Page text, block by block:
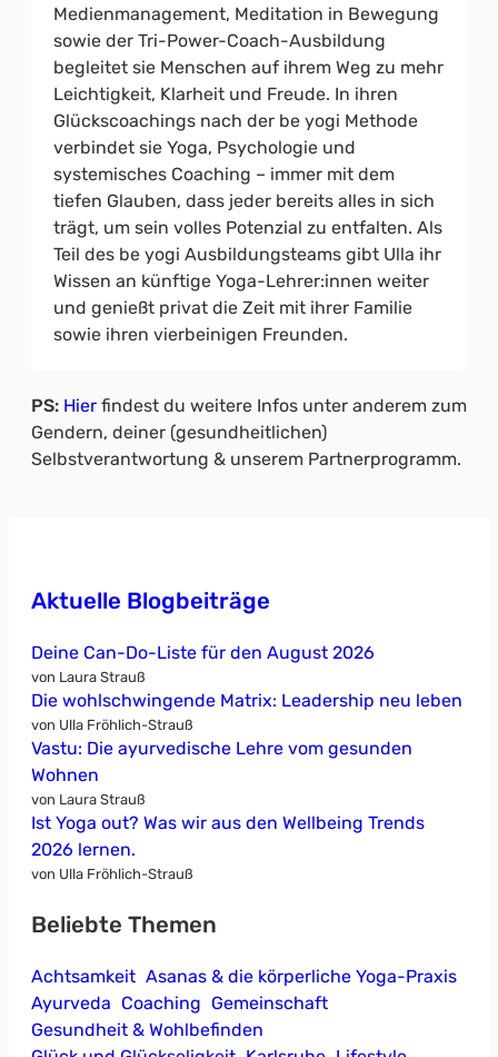
Medienmanagement, Meditation in Bewegung
sowie der Tri-Power-Coach-Ausbildung
begleitet sie Menschen auf ihrem Weg zu mehr
Leichtigkeit, Klarheit und Freude. In ihren
Glückscoachings nach der be yogi Methode
verbindet sie Yoga, Psychologie und
systemisches Coaching – immer mit dem
tiefen Glauben, dass jeder bereits alles in sich
trägt, um sein volles Potenzial zu entfalten. Als
Teil des be yogi Ausbildungsteams gibt Ulla ihr
Wissen an künftige Yoga-Lehrer:innen weiter
und genießt privat die Zeit mit ihrer Familie
sowie ihren vierbeinigen Freunden.
PS: Hier findest du weitere Infos unter anderem zum
Gendern, deiner (gesundheitlichen)
Selbstverantwortung & unserem Partnerprogramm.
Aktuelle Blogbeiträge
Deine Can-Do-Liste für den August 2026
von Laura Strauß
Die wohlschwingende Matrix: Leadership neu leben
von Ulla Fröhlich-Strauß
Vastu: Die ayurvedische Lehre vom gesunden
Wohnen
von Laura Strauß
Ist Yoga out? Was wir aus den Wellbeing Trends
2026 lernen.
von Ulla Fröhlich-Strauß
Beliebte Themen
Achtsamkeit Asanas & die körperliche Yoga-Praxis
Ayurveda Coaching Gemeinschaft
Gesundheit & Wohlbefinden